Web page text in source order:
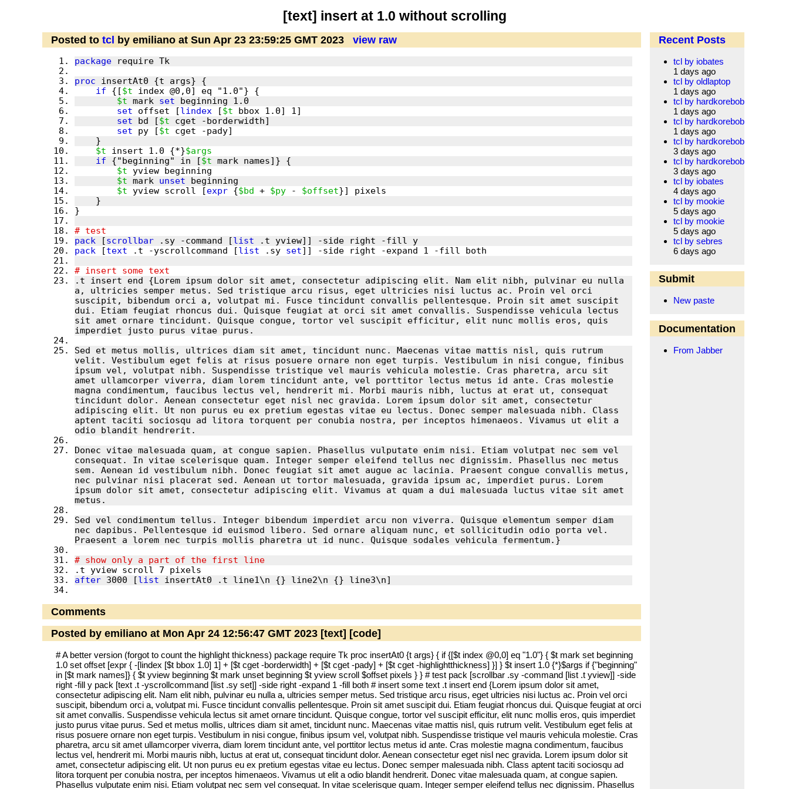
[text] insert at 1.0 without scrolling
Posted to tcl by emiliano at Sun Apr 23 23:59:25 GMT 2023 view raw
package
proc
if {[$t
$t mark set
set offset [lindex [$t
set bd [$t
set py [$t
$t insert 1.0 {*}$args
if {"beginning" in [$t
$t
$t mark unset
$t yview scroll [expr {$bd + $py - $offset
pack [scrollbar .sy -command [list
pack [text .t -yscrollcommand [list .sy set
.t insert end {Lorem ipsum dolor sit amet, consectetur adipiscing elit. Nam elit nibh, pulvinar eu nulla
a, ultricies semper metus. Sed tristique arcu risus, eget ultricies nisi luctus ac. Proin vel orci
suscipit, bibendum orci a, volutpat mi. Fusce tincidunt convallis pellentesque. Proin sit amet suscipit
dui. Etiam feugiat rhoncus dui. Quisque feugiat at orci sit amet convallis. Suspendisse vehicula lectus
sit amet ornare tincidunt. Quisque congue, tortor vel suscipit efficitur, elit nunc mollis eros, quis
Sed et metus mollis, ultrices diam sit amet, tincidunt nunc. Maecenas vitae mattis nisl, quis rutrum
velit. Vestibulum eget felis at risus posuere ornare non eget turpis. Vestibulum in nisi congue, finibus
ipsum vel, volutpat nibh. Suspendisse tristique vel mauris vehicula molestie. Cras pharetra, arcu sit
amet ullamcorper viverra, diam lorem tincidunt ante, vel porttitor lectus metus id ante. Cras molestie
magna condimentum, faucibus lectus vel, hendrerit mi. Morbi mauris nibh, luctus at erat ut, consequat
tincidunt dolor. Aenean consectetur eget nisl nec gravida. Lorem ipsum dolor sit amet, consectetur
adipiscing elit. Ut non purus eu ex pretium egestas vitae eu lectus. Donec semper malesuada nibh. Class
aptent taciti sociosqu ad litora torquent per conubia nostra, per inceptos himenaeos. Vivamus ut elit a
Donec vitae malesuada quam, at congue sapien. Phasellus vulputate enim nisi. Etiam volutpat nec sem vel
consequat. In vitae scelerisque quam. Integer semper eleifend tellus nec dignissim. Phasellus nec metus
sem. Aenean id vestibulum nibh. Donec feugiat sit amet augue ac lacinia. Praesent congue convallis metus,
nec pulvinar nisi placerat sed. Aenean ut tortor malesuada, gravida ipsum ac, imperdiet purus. Lorem
ipsum dolor sit amet, consectetur adipiscing elit. Vivamus at quam a dui malesuada luctus vitae sit amet
Sed vel condimentum tellus. Integer bibendum imperdiet arcu non viverra. Quisque elementum semper diam
nec dapibus. Pellentesque id euismod libero. Sed ornare aliquam nunc, et sollicitudin odio porta vel.
after 3000 [list
Comments
Posted by emiliano at Mon Apr 24 12:56:47 GMT 2023 [text] [code]
# A better version (forgot to count the highlight thickness) package require Tk proc insertAt0 {t args} { if {[$t index @0,0] eq "1.0"} { $t mark set beginning
1.0 set offset [expr { -[lindex [$t bbox 1.0] 1] + [$t cget -borderwidth] + [$t cget -pady] + [$t cget -highlightthickness] }] } $t insert 1.0 {*}$args if {"beginning"
in [$t mark names]} { $t yview beginning $t mark unset beginning $t yview scroll $offset pixels } } # test pack [scrollbar .sy -command [list .t yview]] -side
right -fill y pack [text .t -yscrollcommand [list .sy set]] -side right -expand 1 -fill both # insert some text .t insert end {Lorem ipsum dolor sit amet,
consectetur adipiscing elit. Nam elit nibh, pulvinar eu nulla a, ultricies semper metus. Sed tristique arcu risus, eget ultricies nisi luctus ac. Proin vel orci
suscipit, bibendum orci a, volutpat mi. Fusce tincidunt convallis pellentesque. Proin sit amet suscipit dui. Etiam feugiat rhoncus dui. Quisque feugiat at orci
sit amet convallis. Suspendisse vehicula lectus sit amet ornare tincidunt. Quisque congue, tortor vel suscipit efficitur, elit nunc mollis eros, quis imperdiet
justo purus vitae purus. Sed et metus mollis, ultrices diam sit amet, tincidunt nunc. Maecenas vitae mattis nisl, quis rutrum velit. Vestibulum eget felis at
risus posuere ornare non eget turpis. Vestibulum in nisi congue, finibus ipsum vel, volutpat nibh. Suspendisse tristique vel mauris vehicula molestie. Cras
pharetra, arcu sit amet ullamcorper viverra, diam lorem tincidunt ante, vel porttitor lectus metus id ante. Cras molestie magna condimentum, faucibus
lectus vel, hendrerit mi. Morbi mauris nibh, luctus at erat ut, consequat tincidunt dolor. Aenean consectetur eget nisl nec gravida. Lorem ipsum dolor sit
amet, consectetur adipiscing elit. Ut non purus eu ex pretium egestas vitae eu lectus. Donec semper malesuada nibh. Class aptent taciti sociosqu ad
litora torquent per conubia nostra, per inceptos himenaeos. Vivamus ut elit a odio blandit hendrerit. Donec vitae malesuada quam, at congue sapien.
Phasellus vulputate enim nisi. Etiam volutpat nec sem vel consequat. In vitae scelerisque quam. Integer semper eleifend tellus nec dignissim. Phasellus
Recent Posts
tcl by iobates
1 days ago
tcl by oldlaptop
1 days ago
tcl by hardkorebob
1 days ago
tcl by hardkorebob
1 days ago
tcl by hardkorebob
3 days ago
tcl by hardkorebob
3 days ago
tcl by iobates
4 days ago
tcl by mookie
5 days ago
tcl by mookie
5 days ago
tcl by sebres
6 days ago
Submit
New paste
Documentation
From Jabber